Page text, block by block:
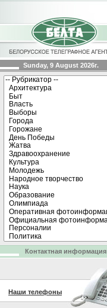
Sunday, 9 August 2026г.
Контактная информация
Наши телефоны